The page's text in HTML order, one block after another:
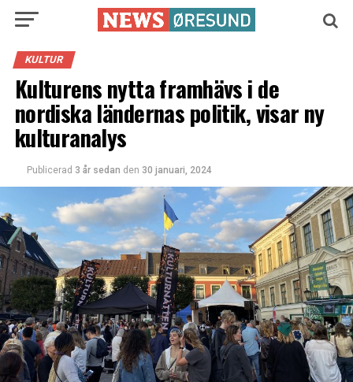
KULTUR
Kulturens nytta framhävs i de
nordiska ländernas politik, visar ny
kulturanalys
Publicerad 3 år sedan den 30 januari, 2024